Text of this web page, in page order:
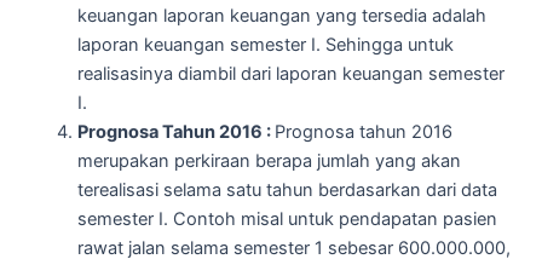
keuangan laporan keuangan yang tersedia adalah
laporan keuangan semester I. Sehingga untuk
realisasinya diambil dari laporan keuangan semester
I.
Prognosa Tahun 2016 : Prognosa tahun 2016
merupakan perkiraan berapa jumlah yang akan
terealisasi selama satu tahun berdasarkan dari data
semester I. Contoh misal untuk pendapatan pasien
rawat jalan selama semester 1 sebesar 600.000.000,